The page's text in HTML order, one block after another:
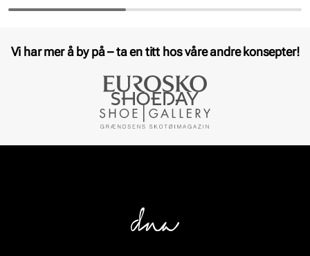
Pris
Pris
Pris
Pris
Vi har mer å by på – ta en titt hos våre andre konsepter!